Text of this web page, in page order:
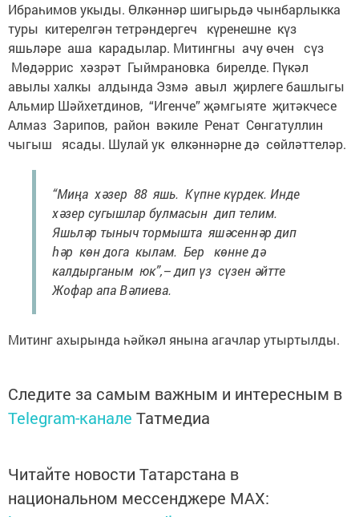
Ибраһимов укыды. Өлкәннәр шигырьдә чынбарлыкка
туры китерелгән тетрәндергеч күренешне күз
яшьләре аша карадылар. Митингны ачу өчен сүз
Мөдәррис хәзрәт Гыймрановка бирелде. Пүкәл
авылы халкы алдында Эзмә авыл җирлеге башлыгы
Альмир Шәйхетдинов, “Игенче” җәмгыяте җитәкчесе
Алмаз Зарипов, район вәкиле Ренат Сөнгатуллин
чыгыш ясады. Шулай ук өлкәннәрне дә сөйләттеләр.
“Миңа хәзер 88 яшь. Күпне күрдек. Инде
хәзер сугышлар булмасын дип телим.
Яшьләр тыныч тормышта яшәсеннәр дип
һәр көн дога кылам. Бер көнне дә
калдырганым юк”,– дип үз сүзен әйтте
Жофар апа Вәлиева.
Митинг ахырында һәйкәл янына агачлар утыртылды.
Следите за самым важным и интересным в
Telegram-канале Татмедиа
Читайте новости Татарстана в
национальном мессенджере MАХ: